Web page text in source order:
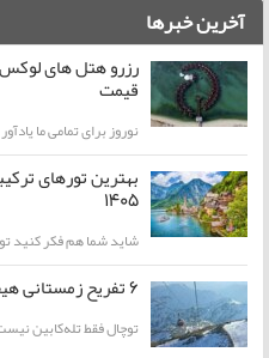
آخرین خبرها
رزرو هتل های
قیمت
نوروز برای تمامی ما
بهترین تورهای
1405
شاید شما هم فکر کنید
۶ تفریح زمستانی هیجان‌انگیز در بام تهران
توچال فقط تله‌کابین نیست: ۶ تفریح